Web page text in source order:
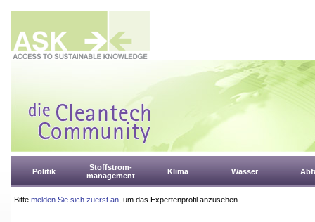
Politik
Stoffstrom-
management
Klima Wasser
Bitte melden Sie sich zuerst an , um das Expertenprofil anzusehen.